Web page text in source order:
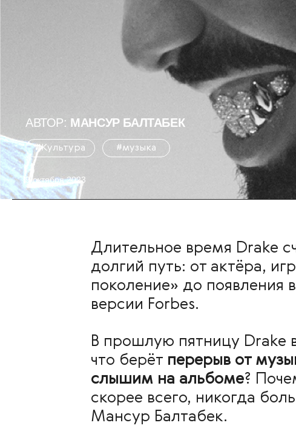
АВТОР: МАНСУР БАЛТАБЕК
#Культура #музыка
9 октября 2023
Длительное время Drake
долгий путь: от актёра,
поколение» до появления
версии Forbes.
В прошлую пятницу Drake
что берёт перерыв от
слышим на альбоме?
скорее всего, никогда
Мансур Балтабек.